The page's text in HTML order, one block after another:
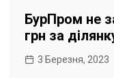
БурПром не
грн за
3 Березня, 2023